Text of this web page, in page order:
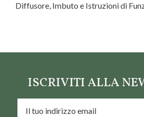
Diffusore, Imbuto e Istruzioni di
ISCRIVITI ALLA